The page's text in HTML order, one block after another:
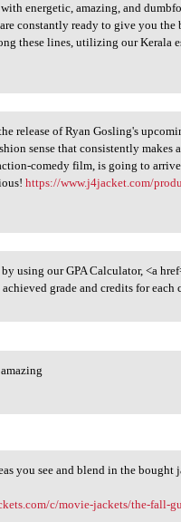
up
energetic, amazing, and
constantly ready to give you
these lines, utilizing our Kerala
release of Ryan Gosling's
sense that consistently makes
comedy film, is going to
https://www.j4jacket.com/
using our GPA Calculator, <a
grade and credits for each
you see and blend in the
c/movie-jackets/the-fall-